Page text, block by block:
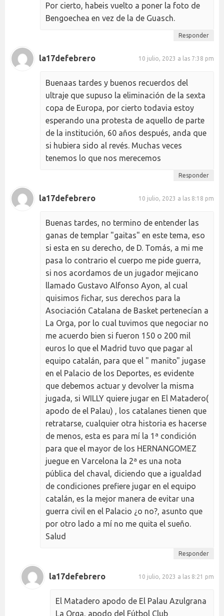
Por cierto, habeis vuelto a poner la foto de
Bengoechea en vez de la de Guasch.
Responder
la17defebrero 10 julio, 2023 a las 7:38 pm
Buenaas tardes y buenos recuerdos del
ultraje que supuso la eliminación de la sexta
copa de Europa, por cierto todavia estoy
esperando una protesta de aquello de parte
de la institución, 60 años después, anda que
si hubiera sido al revés. Muchas veces
tenemos lo que nos merecemos
Responder
la17defebrero 10 julio, 2023 a las 8:18 pm
Buenas tardes, no termino de entender las
ganas de templar "gaitas" en este tema, eso
si esta en su derecho, de D. Tomás, a mi me
pasa lo contrario el cuerpo me pide guerra,
si nos acordamos de un jugador mejicano
llamado Gustavo Alfonso Ayon, al cual
quisimos fichar, sus derechos para la
Asociación Catalana de Basket pertenecían a
La Orga, por lo cual tuvimos que negociar no
me acuerdo bien si fueron 150 o 200 mil
euros lo que el Madrid tuvo que pagar al
equipo catalán, para que el " manito" jugase
en el Palacio de los Deportes, es evidente
que debemos actuar y devolver la misma
jugada, si WILLY quiere jugar en El Matadero(
apodo de el Palau) , los catalanes tienen que
retratarse, cualquier otra historia es hacerse
de menos, esta es para mí la 1ª condición
para que el mayor de los HERNANGOMEZ
juegue en Varcelona la 2ª es una nota
pública del chaval, diciendo que a igualdad
de condiciones prefiere jugar en el equipo
catalán, es la mejor manera de evitar una
guerra civil en el Palacio ¿o no?, asunto que
por otro lado a mí no me quita el sueño.
Salud
Responder
la17defebrero 10 julio, 2023 a las 8:21 pm
El Matadero apodo de El Palau Azulgrana
La Orga, apodo del Fútbol Club